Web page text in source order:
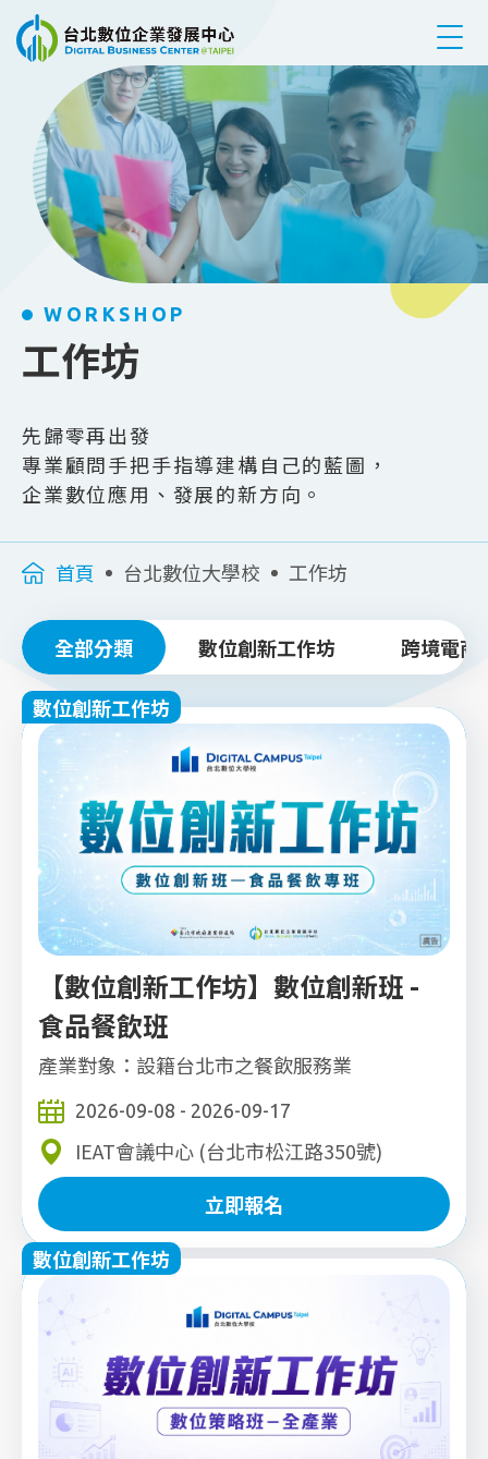
跳到主要內容
WORKSHOP
工作坊
先歸零再出發
專業顧問手把手指導建構自己的藍圖，
企業數位應用、發展的新方向。
首頁 台北數位大學校 工作坊
全部分類 數位創新工作坊 跨境電商
數位創新工作坊
【數位創新工作坊】數位創新班 -
食品餐飲班
產業對象：設籍台北市之餐飲服務業
2026-09-08 - 2026-09-17
IEAT會議中心 (台北市松江路350號)
立即報名
立即報名
數位創新工作坊